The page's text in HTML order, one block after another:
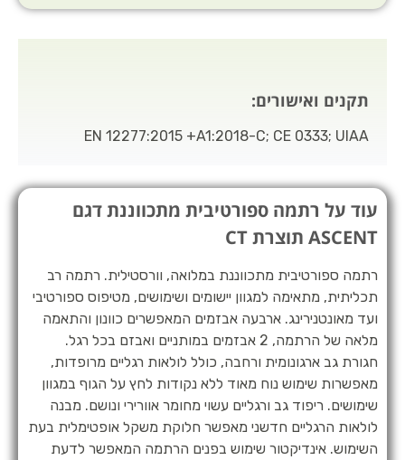
תקנים ואישורים:
EN 12277:2015 +A1:2018-C; CE 0333; UIAA
עוד על רתמה ספורטיבית מתכווננת דגם
ASCENT תוצרת CT
רתמה ספורטיבית מתכווננת במלואה, וורסטילית. רתמה רב
תכליתית, מתאימה למגוון יישומים ושימושים, מטיפוס ספורטיבי
ועד מאונטנירינג. ארבעה אבזמים המאפשרים כוונון והתאמה
מלאה של הרתמה, 2 אבזמים במותניים ואבזם בכל רגל.
חגורת גב ארגונומית ורחבה, כולל לולאות רגליים מרופדות,
מאפשרות שימוש נוח מאוד ללא נקודות לחץ על הגוף במגוון
שימושים. ריפוד גב ורגליים עשוי מחומר אוורירי ונושם. מבנה
לולאות הרגליים חדשני מאפשר חלוקת משקל אופטימלית בעת
השימוש. אינדיקטור שימוש בפנים הרתמה המאפשר לדעת